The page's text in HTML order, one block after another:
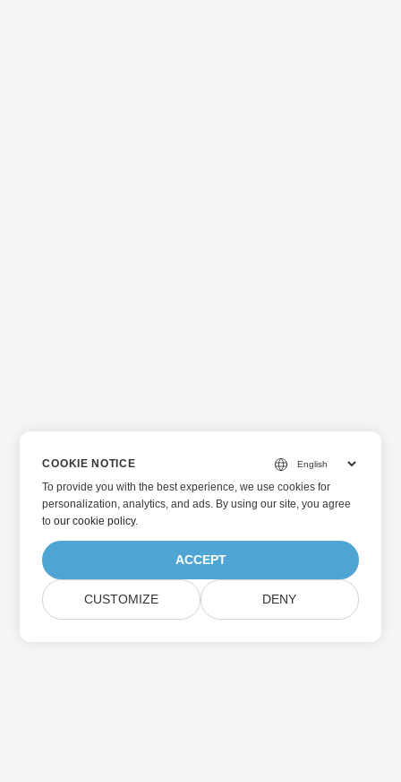
COOKIE NOTICE
To provide you with the best experience, we use cookies for
personalization, analytics, and ads. By using our site, you agree
toour cookie policy.
ACCEPT
CUSTOMIZE DENY